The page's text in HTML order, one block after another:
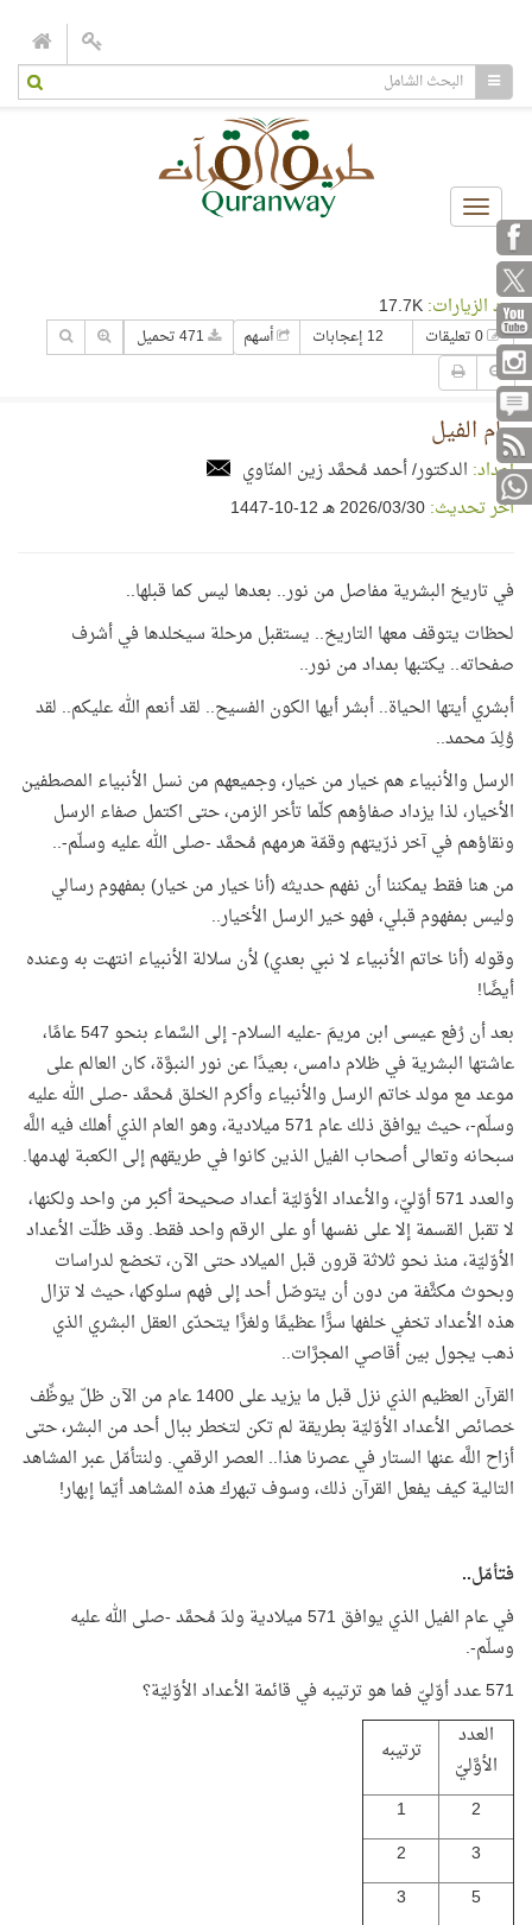
Toggle
navigation
عدد الزيارات:
12 إعجابات أسهم
عام الفيل
إعداد: الدكتور/ أحمد مُحمَّد زين المنّاوي
آخر تحديث:30‏/03‏/2026 هـ 12-10-1447
في تاريخ البشرية مفاصل من نور.. بعدها ليس كما قبلها..
لحظات يتوقف معها التاريخ.. يستقبل مرحلة سيخلدها في أشرف
صفحاته.. يكتبها بمداد من نور..
أبشري أيتها الحياة.. أبشر أيها الكون الفسيح.. لقد أنعم الله عليكم.. لقد
وُلِدَ محمد..
الرسل والأنبياء هم خيار من خيار، وجميعهم من نسل الأنبياء المصطفين
الأخيار، لذا يزداد صفاؤهم كلّما تأخر الزمن، حتى اكتمل صفاء الرسل
ونقاؤهم في آخر ذرّيتهم وقمّة هرمهم مُحمَّد -صلى الله عليه وسلّم-..
من هنا فقط يمكننا أن نفهم حديثه (أنا خيار من خيار) بمفهوم رسالي
وليس بمفهوم قبلي، فهو خير الرسل الأخيار..
وقوله (أنا خاتم الأنبياء لا نبي بعدي) لأن سلالة الأنبياء انتهت به وعنده
أيضًا!
بعد أن رُفع عيسى ابن مريمَ -عليه السلام- إلى السَّماء بنحو 547 عامًا،
عاشتها البشرية في ظلام دامس، بعيدًا عن نور النبوَّة، كان العالم على
موعد مع مولد خاتم الرسل والأنبياء وأكرم الخلق مُحمَّد -صلى الله عليه
وسلّم-، حيث يوافق ذلك عام 571 ميلادية، وهو العام الذي أهلك فيه اللَّه
سبحانه وتعالى أصحاب الفيل الذين كانوا في طريقهم إلى الكعبة لهدمها.
والعدد 571 أوّليّ، والأعداد الأوّليّة أعداد صحيحة أكبر من واحد ولكنها،
لا تقبل القسمة إلا على نفسها أو على الرقم واحد فقط. وقد ظلّت الأعداد
الأوّليّة، منذ نحو ثلاثة قرون قبل الميلاد حتى الآن، تخضع لدراسات
وبحوث مكثَّفة من دون أن يتوصّل أحد إلى فهم سلوكها، حيث لا تزال
هذه الأعداد تخفي خلفها سرًّا عظيمًا ولغزًا يتحدّى العقل البشري الذي
ذهب يجول بين أقاصي المجرَّات..
القرآن العظيم الذي نزل قبل ما يزيد على 1400 عام من الآن ظلّ يوظِّف
خصائص الأعداد الأوّليّة بطريقة لم تكن لتخطر ببال أحد من البشر، حتى
أزاح اللَّه عنها الستار في عصرنا هذا.. العصر الرقمي. ولنتأمّل عبر المشاهد
التالية كيف يفعل القرآن ذلك، وسوف تبهرك هذه المشاهد أيّما إبهار!
فتأمّل..
في عام الفيل الذي يوافق 571 ميلادية ولدَ مُحمَّد -صلى الله عليه
وسلّم-.
571 عدد أوّليّ فما هو ترتيبه في قائمة الأعداد الأوّليّة؟
العدد
الأوَّليّ
ترتيبه
2
1
3
2
5
3